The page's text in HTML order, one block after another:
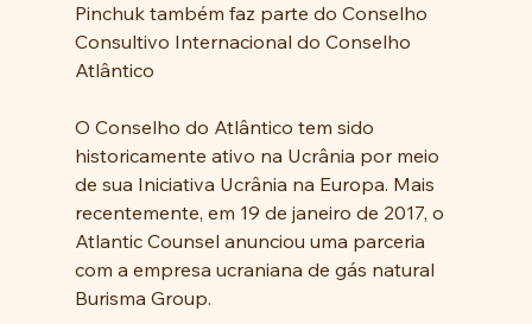
Pinchuk também faz parte do Conselho
Consultivo Internacional do Conselho
Atlântico
O Conselho do Atlântico tem sido
historicamente ativo na Ucrânia por meio
de sua Iniciativa Ucrânia na Europa. Mais
recentemente, em 19 de janeiro de 2017, o
Atlantic Counsel anunciou uma parceria
com a empresa ucraniana de gás natural
Burisma Group.